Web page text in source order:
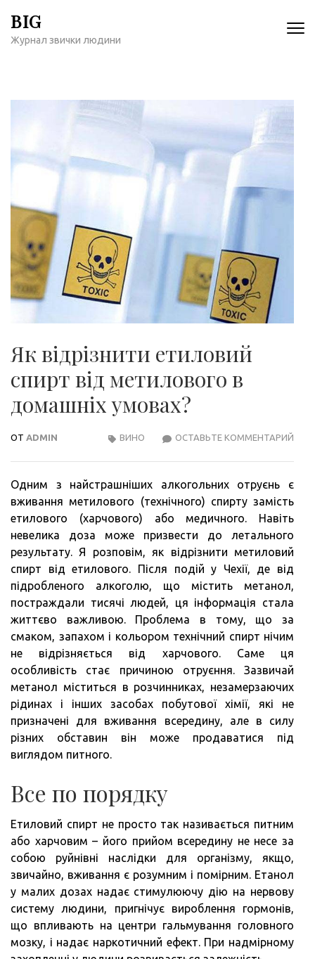
содержимому
BIG
Журнал звички людини
Як відрізнити етиловий
спирт від метилового в
домашніх умовах?
ОТ ADMIN ОСТАВЬТЕ КОММЕНТАРИЙ
ВИНО
Одним з найстрашніших алкогольних отруєнь є
вживання метилового (технічного) спирту замість
етилового (харчового) або медичного. Навіть
невелика доза може призвести до летального
результату. Я розповім, як відрізнити метиловий
спирт від етилового. Після подій у Чехії, де від
підробленого алкоголю, що містить метанол,
постраждали тисячі людей, ця інформація стала
життєво важливою. Проблема в тому, що за
смаком, запахом і кольором технічний спирт нічим
не відрізняється від харчового. Саме ця
особливість стає причиною отруєння. Зазвичай
метанол міститься в розчинниках, незамерзаючих
рідинах і інших засобах побутової хімії, які не
призначені для вживання всередину, але в силу
різних обставин він може продаватися під
виглядом питного.
Все по порядку
Етиловий спирт не просто так називається питним
або харчовим – його прийом всередину не несе за
собою руйнівні наслідки для організму, якщо,
звичайно, вживання є розумним і помірним. Етанол
у малих дозах надає стимулюючу дію на нервову
систему людини, пригнічує вироблення гормонів,
що впливають на центри гальмування головного
мозку, і надає наркотичний ефект. При надмірному